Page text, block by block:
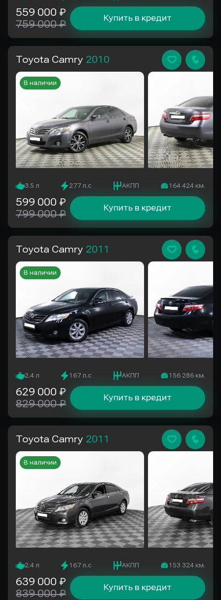
Купить в кредит
559 000 ₽
759 000 ₽
Toyota Camry 2010
3.5 л 277 л.с АКПП 164 424 км.
В наличии
Купить в кредит
599 000 ₽
799 000 ₽
Toyota Camry 2011
2.4 л 167 л.с АКПП 156 286 км.
В наличии
Купить в кредит
629 000 ₽
829 000 ₽
Toyota Camry 2011
2.4 л 167 л.с АКПП 153 324 км.
В наличии
Купить в кредит
639 000 ₽
839 000 ₽